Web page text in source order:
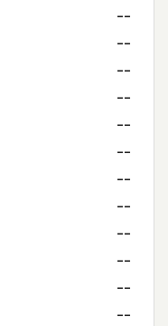
--
--
--
--
--
--
--
--
--
--
--
--